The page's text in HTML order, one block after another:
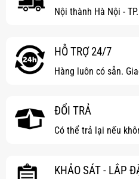
Nội thành Hà Nội -
HỖ TRỢ 24/7
Hàng luôn có sẵn.
ĐỔI TRẢ
Có thể trả lại nếu
KHẢO SÁT - LẮP